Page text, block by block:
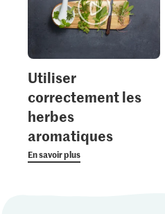
Utiliser
correctement les
herbes
aromatiques
En savoir plus